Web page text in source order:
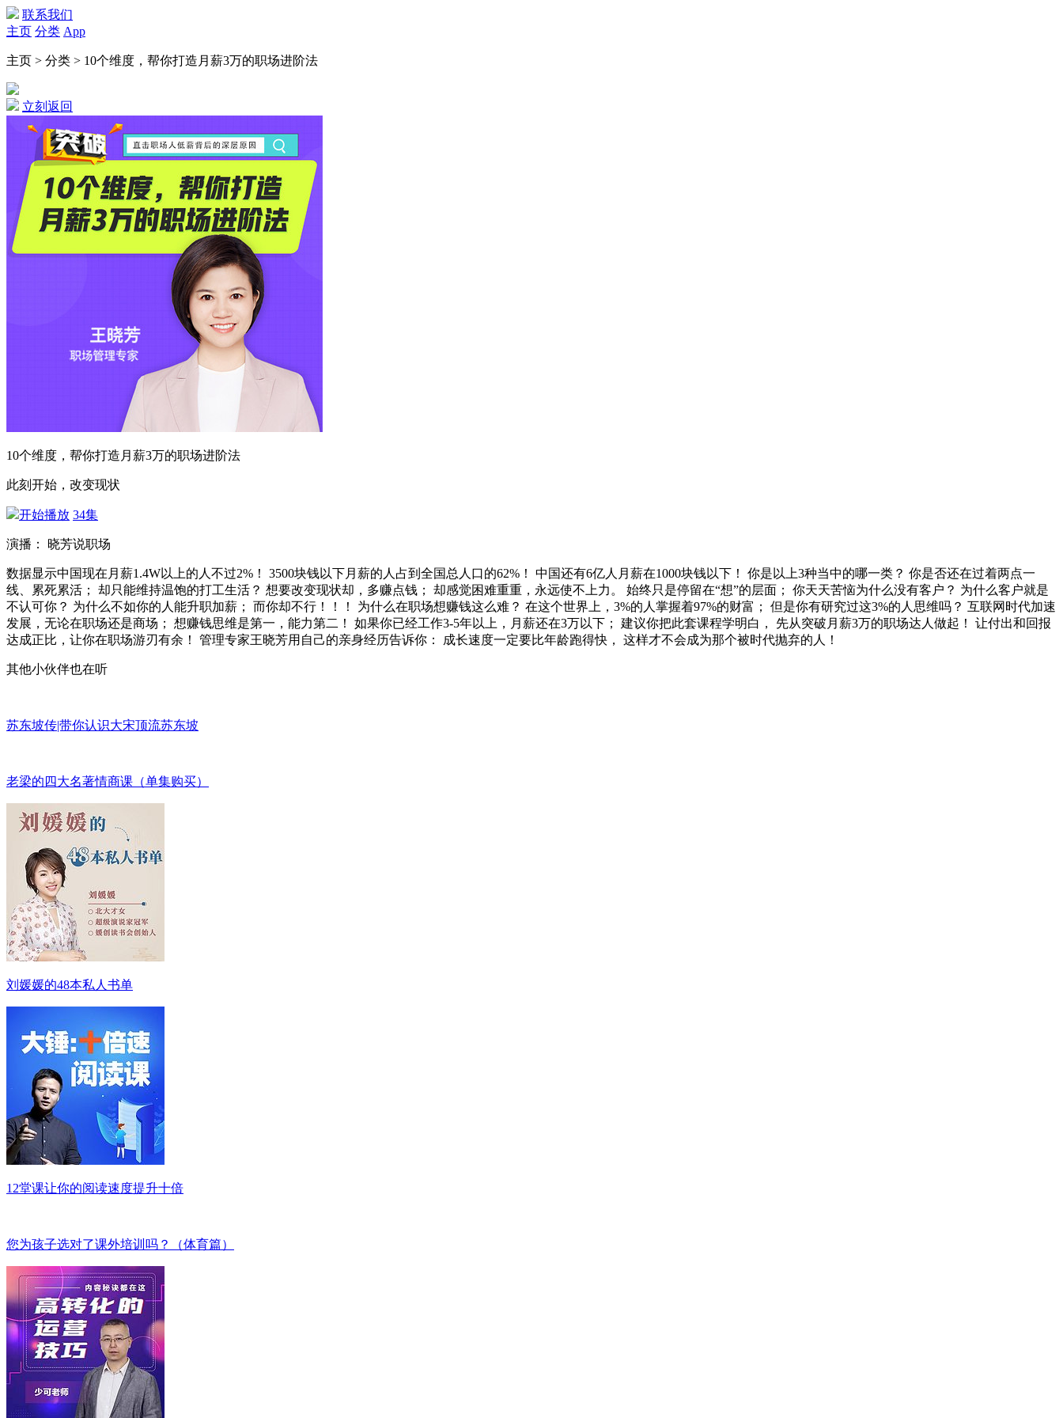
联系我们
主页 分类 App
主页 > 分类 > 10个维度，帮你打造月薪3万的职场进阶法
立刻返回
10个维度，帮你打造月薪3万的职场进阶法
此刻开始，改变现状
开始播放 34集
演播： 晓芳说职场
数据显示中国现在月薪1.4W以上的人不过2%！ 3500块钱以下月薪的人占到全国总人口的62%！ 中国还有6亿人月薪在1000块钱以下！ 你是以上3种当中的哪一类？ 你是否还在过着两点一
线、累死累活； 却只能维持温饱的打工生活？ 想要改变现状却，多赚点钱； 却感觉困难重重，永远使不上力。 始终只是停留在“想”的层面； 你天天苦恼为什么没有客户？ 为什么客户就是
不认可你？ 为什么不如你的人能升职加薪； 而你却不行！！！ 为什么在职场想赚钱这么难？ 在这个世界上，3%的人掌握着97%的财富； 但是你有研究过这3%的人思维吗？ 互联网时代加速
发展，无论在职场还是商场； 想赚钱思维是第一，能力第二！ 如果你已经工作3-5年以上，月薪还在3万以下； 建议你把此套课程学明白， 先从突破月薪3万的职场达人做起！ 让付出和回报
达成正比，让你在职场游刃有余！ 管理专家王晓芳用自己的亲身经历告诉你： 成长速度一定要比年龄跑得快， 这样才不会成为那个被时代抛弃的人！
其他小伙伴也在听
苏东坡传|带你认识大宋顶流苏东坡
老梁的四大名著情商课（单集购买）
刘媛媛的48本私人书单
12堂课让你的阅读速度提升十倍
您为孩子选对了课外培训吗？（体育篇）